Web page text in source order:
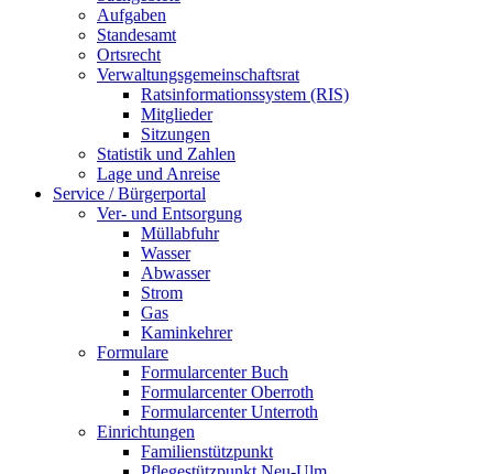
Aufgaben
Standesamt
Ortsrecht
Verwaltungsgemeinschaftsrat
Ratsinformationssystem (RIS)
Mitglieder
Sitzungen
Statistik und Zahlen
Lage und Anreise
Service / Bürgerportal
Ver- und Entsorgung
Müllabfuhr
Wasser
Abwasser
Strom
Gas
Kaminkehrer
Formulare
Formularcenter Buch
Formularcenter Oberroth
Formularcenter Unterroth
Einrichtungen
Familienstützpunkt